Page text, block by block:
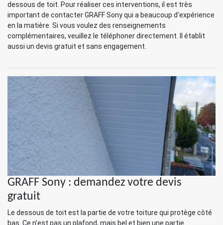
dessous de toit. Pour réaliser ces interventions, il est très
important de contacter GRAFF Sony qui a beaucoup d'expérience
en la matière. Si vous voulez des renseignements
complémentaires, veuillez le téléphoner directement. Il établit
aussi un devis gratuit et sans engagement.
GRAFF Sony : demandez votre devis
gratuit
Le dessous de toit est la partie de votre toiture qui protège côté
bas. Ce n’est pas un plafond, mais bel et bien une partie